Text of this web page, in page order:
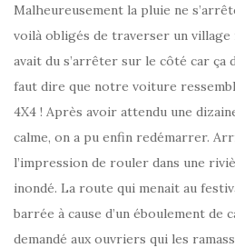
Malheureusement la pluie ne
voilà obligés de traverser un village
avait du s’arrêter sur le côté car ça
faut dire que notre voiture
4X4 ! Après avoir attendu une
calme, on a pu enfin redémarrer.
l’impression de rouler dans une
inondé. La route qui menait au
barrée à cause d’un éboulement de
demandé aux ouvriers qui les